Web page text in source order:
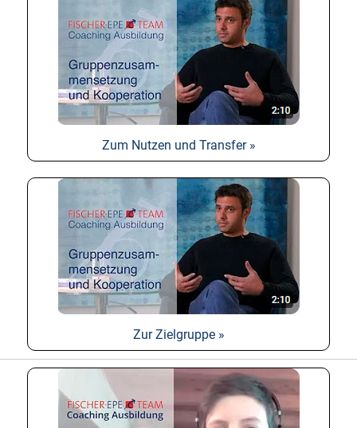
Zum Nutzen und Transfer »
Zur Zielgruppe »